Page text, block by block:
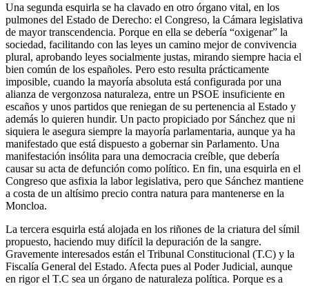
Una segunda esquirla se ha clavado en otro órgano vital, en los
pulmones del Estado de Derecho: el Congreso, la Cámara legislativa
de mayor transcendencia. Porque en ella se debería “oxigenar” la
sociedad, facilitando con las leyes un camino mejor de convivencia
plural, aprobando leyes socialmente justas, mirando siempre hacia el
bien común de los españoles. Pero esto resulta prácticamente
imposible, cuando la mayoría absoluta está configurada por una
alianza de vergonzosa naturaleza, entre un PSOE insuficiente en
escaños y unos partidos que reniegan de su pertenencia al Estado y
además lo quieren hundir. Un pacto propiciado por Sánchez que ni
siquiera le asegura siempre la mayoría parlamentaria, aunque ya ha
manifestado que está dispuesto a gobernar sin Parlamento. Una
manifestación insólita para una democracia creíble, que debería
causar su acta de defunción como político. En fin, una esquirla en el
Congreso que asfixia la labor legislativa, pero que Sánchez mantiene
a costa de un altísimo precio contra natura para mantenerse en la
Moncloa.
La tercera esquirla está alojada en los riñones de la criatura del símil
propuesto, haciendo muy difícil la depuración de la sangre.
Gravemente interesados están el Tribunal Constitucional (T.C) y la
Fiscalía General del Estado. Afecta pues al Poder Judicial, aunque
en rigor el T.C sea un órgano de naturaleza política. Porque es a